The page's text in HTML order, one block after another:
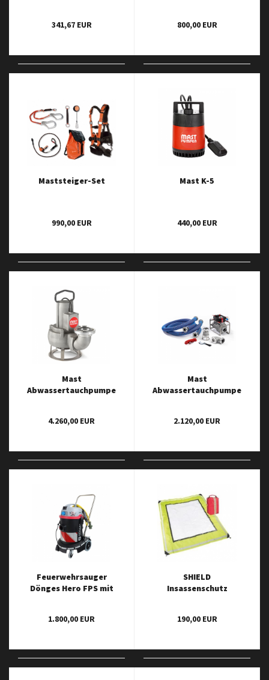
341,67 EUR
800,00 EUR
Maststeiger-Set
990,00 EUR
Mast K-5
440,00 EUR
Mast
Abwassertauchpumpe
4.260,00 EUR
Mast
Abwassertauchpumpe
2.120,00 EUR
Feuerwehrsauger
Dönges Hero FPS mit
1.800,00 EUR
SHIELD
Insassenschutz
190,00 EUR